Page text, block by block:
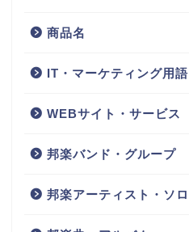
商品名
IT・マーケティング用語
WEBサイト・サービス
邦楽バンド・グループ
邦楽アーティスト・ソロ